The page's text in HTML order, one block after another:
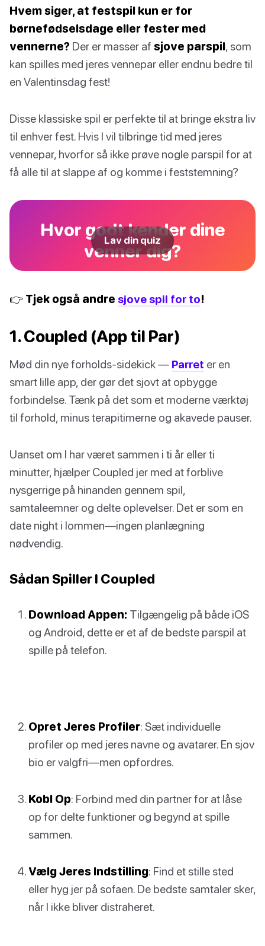
Hvem siger, at festspil kun er for
børnefødselsdage eller fester med
vennerne? Der er masser af sjove parspil, som
kan spilles med jeres vennepar eller endnu bedre til
en Valentinsdag fest!
Disse klassiske spil er perfekte til at bringe ekstra liv
til enhver fest. Hvis I vil tilbringe tid med jeres
vennepar, hvorfor så ikke prøve nogle parspil for at
få alle til at slappe af og komme i feststemning?
Hvor godt kender dine
venner dig?
Lav din quiz
👉 Tjek også andre sjove spil for to!
1. Coupled (App til Par)
Mød din nye forholds-sidekick — Parret er en
smart lille app, der gør det sjovt at opbygge
forbindelse. Tænk på det som et moderne værktøj
til forhold, minus terapitimerne og akavede pauser.
Uanset om I har været sammen i ti år eller ti
minutter, hjælper Coupled jer med at forblive
nysgerrige på hinanden gennem spil,
samtaleemner og delte oplevelser. Det er som en
date night i lommen—ingen planlægning
nødvendig.
Sådan Spiller I Coupled
Download Appen: Tilgængelig på både iOS
og Android, dette er et af de bedste parspil at
spille på telefon.
Opret Jeres Profiler: Sæt individuelle
profiler op med jeres navne og avatarer. En sjov
bio er valgfri—men opfordres.
Kobl Op: Forbind med din partner for at låse
op for delte funktioner og begynd at spille
sammen.
Vælg Jeres Indstilling: Find et stille sted
eller hyg jer på sofaen. De bedste samtaler sker,
når I ikke bliver distraheret.